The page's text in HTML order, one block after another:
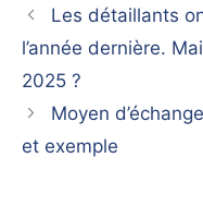
Les détaillants
l’année dernière.
2025 ?
Moyen
et exemple